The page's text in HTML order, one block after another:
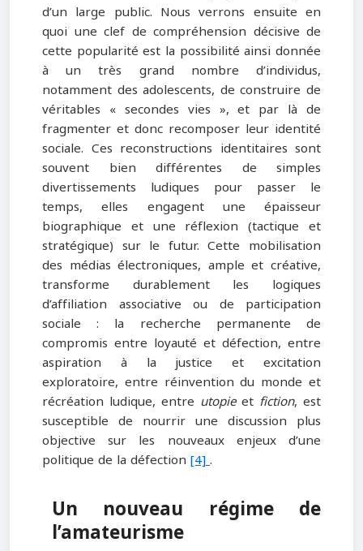
d’un large public. Nous verrons ensuite en
quoi une clef de compréhension décisive de
cette popularité est la possibilité ainsi donnée
à un très grand nombre d’individus,
notamment des adolescents, de construire de
véritables « secondes vies », et par là de
fragmenter et donc recomposer leur identité
sociale. Ces reconstructions identitaires sont
souvent bien différentes de simples
divertissements ludiques pour passer le
temps, elles engagent une épaisseur
biographique et une réflexion (tactique et
stratégique) sur le futur. Cette mobilisation
des médias électroniques, ample et créative,
transforme durablement les logiques
d’affiliation associative ou de participation
sociale : la recherche permanente de
compromis entre loyauté et défection, entre
aspiration à la justice et excitation
exploratoire, entre réinvention du monde et
récréation ludique, entre utopieet fiction, est
susceptible de nourrir une discussion plus
objective sur les nouveaux enjeux d’une
politique de la défection [4].
Un nouveau régime de
l’amateurisme